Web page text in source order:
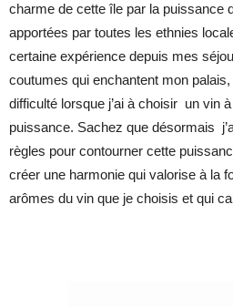
charme de cette île par la puissance
apportées par toutes les ethnies
certaine expérience depuis mes
coutumes qui enchantent mon
difficulté lorsque j’ai à choisir un vin
puissance. Sachez que désormais
règles pour contourner cette
créer une harmonie qui valorise à la
arômes du vin que je choisis et qui